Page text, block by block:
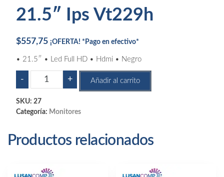
21.5″ Ips Vt229h
$557,75 ¡OFERTA! *Pago en efectivo*
• 21.5″ • Led Full HD • Hdmi • Negro
-
Monitor
Asus
Touch
10p
Ips
Vt229h
+ Añadir al carrito
SKU: 27
Categoría: Monitores
Productos relacionados